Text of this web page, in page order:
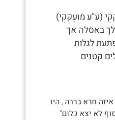
(ע"ע מוּעַקְּקִי)
באסלה אך
לגלות
קטנים
חרא בררה , היו
לא יצא כלום"